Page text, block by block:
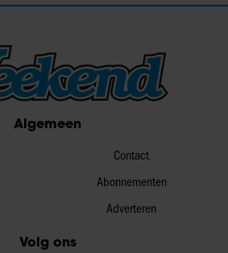
Algemeen
Contact
Abonnementen
Adverteren
Volg ons